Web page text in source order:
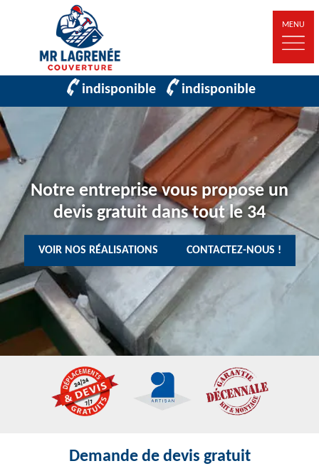
MENU
indisponible indisponible
Notre entreprise vous propose un
devis gratuit dans tout le 34
VOIR NOS RÉALISATIONS CONTACTEZ-NOUS !
Demande de devis gratuit